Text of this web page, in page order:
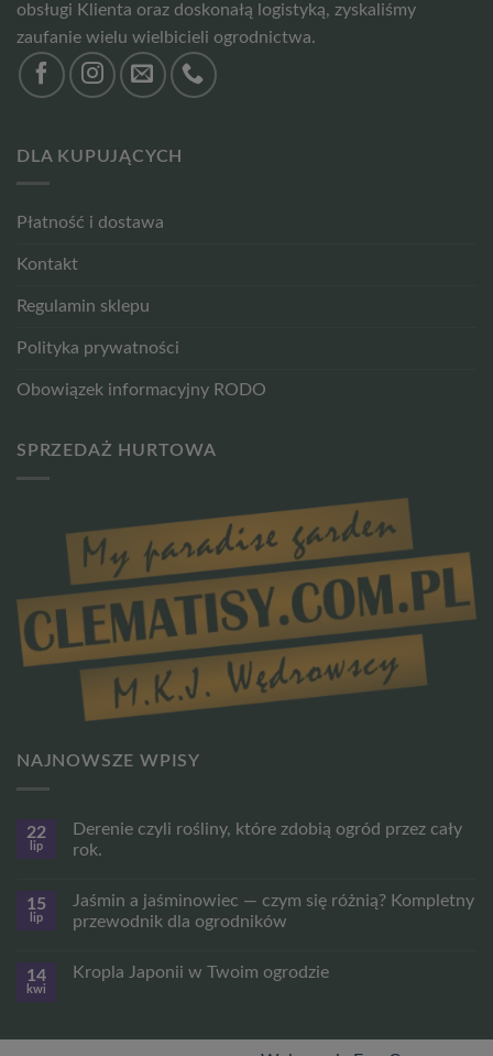
obsługi Klienta oraz doskonałą logistyką, zyskaliśmy
zaufanie wielu wielbicieli ogrodnictwa.
DLA KUPUJĄCYCH
Płatność i dostawa
Kontakt
Regulamin sklepu
Polityka prywatności
Obowiązek informacyjny RODO
SPRZEDAŻ HURTOWA
NAJNOWSZE WPISY
22
lip
Derenie czyli rośliny, które zdobią ogród przez cały
rok.
do
czyli
zdobią
15
lip
Jaśmin a jaśminowiec — czym się różnią? Kompletny
przewodnik dla ogrodników
do
14
kwi
Kropla Japonii w Twoim ogrodzie
Kropla